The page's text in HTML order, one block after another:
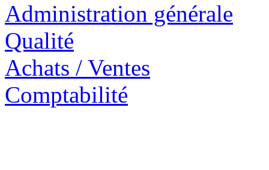
Administration générale
Qualité
Achats / Ventes
Comptabilité